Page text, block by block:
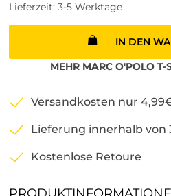
Lieferzeit: 3-5 Werktage
IN DEN
MEHR MARC O'POLO T-
Versandkosten nur
Lieferung innerhalb von
Kostenlose Retoure